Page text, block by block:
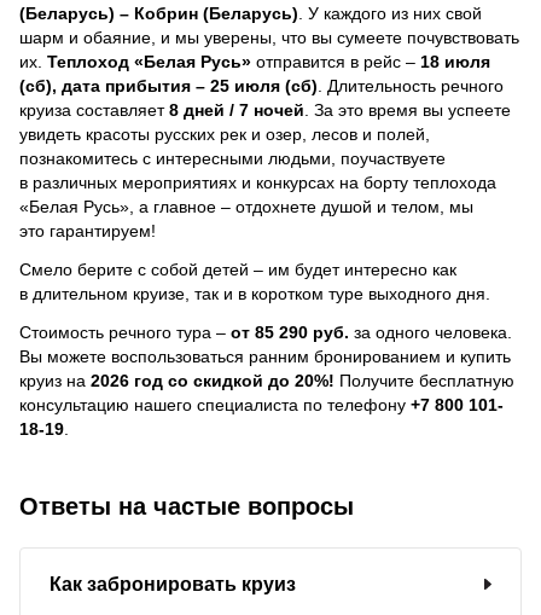
(Беларусь) – Кобрин (Беларусь) . У каждого из них свой
шарм и обаяние, и мы уверены, что вы сумеете почувствовать
их. Теплоход «Белая Русь» отправится в рейс – 18 июля
(сб), дата прибытия – 25 июля (сб) . Длительность речного
круиза составляет8 дней / 7 ночей За это время вы успеете
увидеть красоты русских рек и озер, лесов и полей,
познакомитесь с интересными людьми, поучаствуете
в различных мероприятиях и конкурсах на борту теплохода
«Белая Русь», а главное – отдохнете душой и телом, мы
это гарантируем!
Смело берите с собой детей – им будет интересно как
в длительном круизе, так и в коротком туре выходного дня.
Стоимость речного тура – от 85 290 руб. за одного человека.
Вы можете воспользоваться ранним бронированием и купить
круиз на 2026 год со скидкой до 20%! Получите бесплатную
консультацию нашего специалиста по телефону +7 800 101-
18-19
Ответы на частые вопросы
Как забронировать круиз